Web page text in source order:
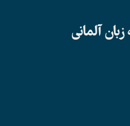
آلمانی